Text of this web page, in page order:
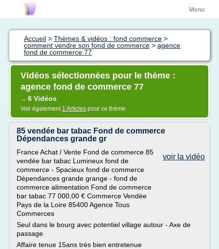
Menu
Accueil > Thèmes & vidéos : fond commerce >
comment vendre son fond de commerce > agence
fond de commerce 77
Vidéos sélectionnées pour le thème :
agence fond de commerce 77
→ 6 Vidéos
Voir également 1 Articles pour ce thème
85 vendée bar tabac Fond de commerce
Dépendances grande gr
voir la vidéo
France Achat / Vente Fond de commerce 85
vendée bar tabac Lumineux fond de
commerce - Spacieux fond de commerce
Dépendances grande grange - fond de
commerce alimentation Fond de commerce
bar tabac 77 000,00 € Commerce Vendée
Pays de la Loire 85400 Agence Tous
Commerces
Seul dans le bourg avec potentiel village autour - Axe de
passage
Affaire tenue 15ans très bien entretenue